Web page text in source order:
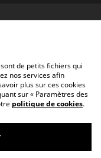
de petits fichiers qui
nos services afin
plus sur ces cookies
sur « Paramètres des
politique de cookies.